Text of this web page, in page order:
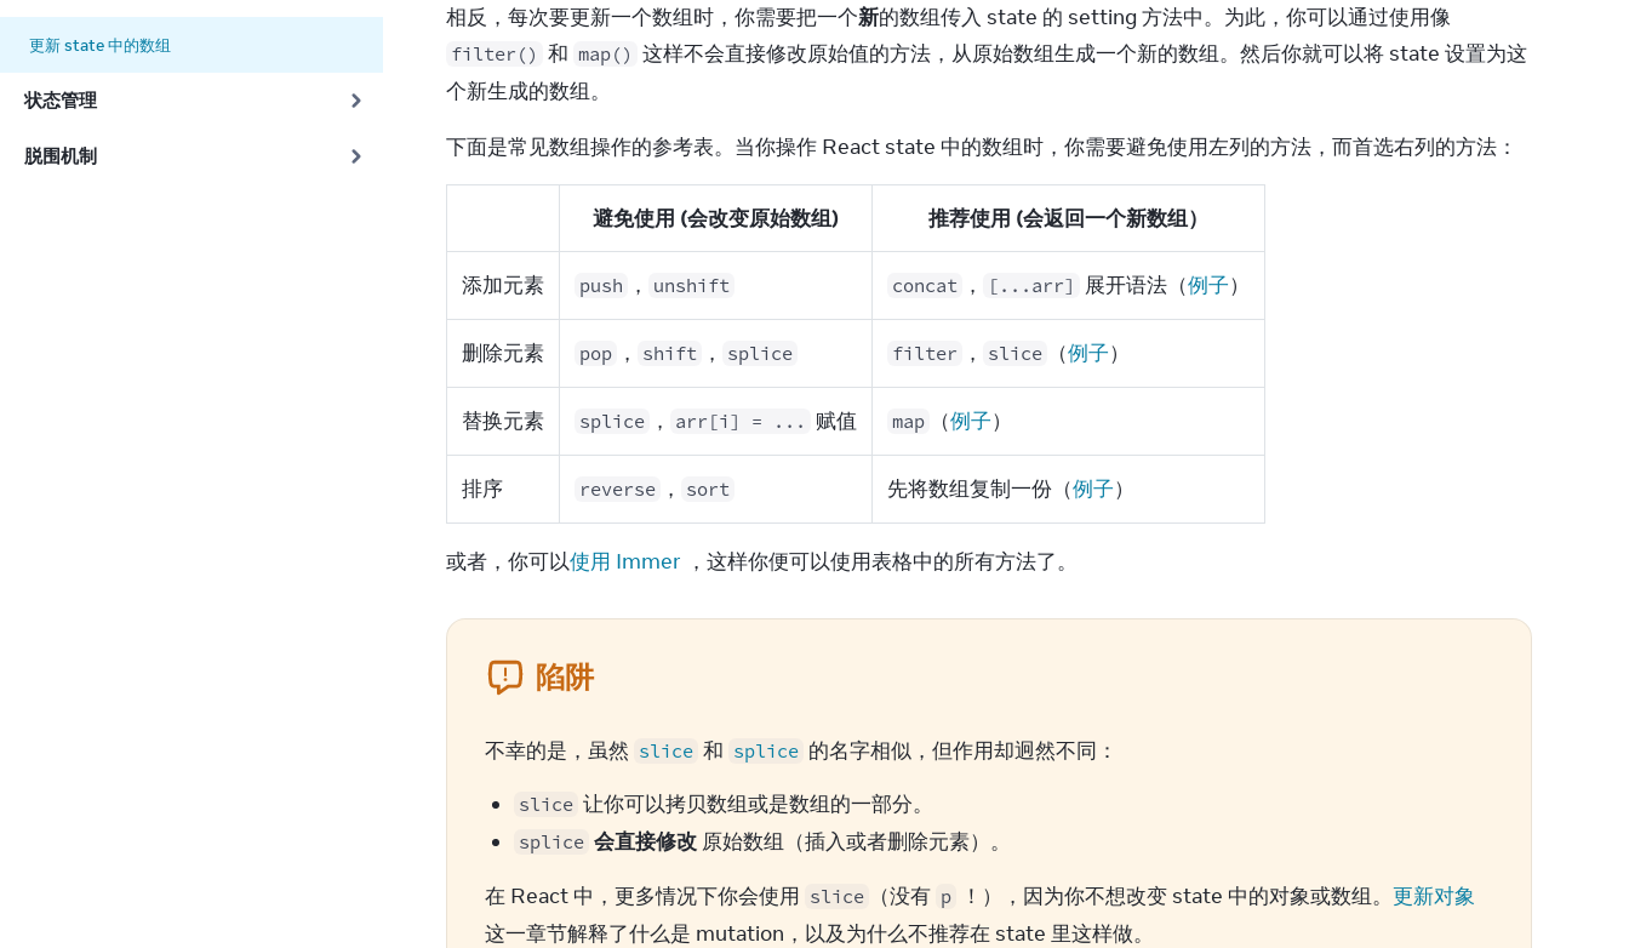
更新 state 中的数组
状态管理
脱围机制
相反，每次要更新一个数组时，你需要把一个新
filter() 和 map() 这样不会直接修改原始值的方法，从原始数组生成一个新的数组。然后你就可以将 state 设置为这
个新生成的数组。
下面是常见数组操作的参考表。当你操作 React state 中的数组时，你需要避免使用左列的方法，而首选右列的方法：
避免使用 (会改变原始数组) 推荐使用 (会返回一个新数组）
添加元素 push ， unshift concat ， [...arr] 展开语法（例子）
删除元素 pop ， shift ， splice filter ， slice （例子）
替换元素 splice ， arr[i] = ... 赋值 map （例子）
排序 reverse ， sort 先将数组复制一份（例子）
或者，你可以使用 Immer ，这样你便可以使用表格中的所有方法了。
陷阱
不幸的是，虽然 slice 和 splice 的名字相似，但作用却迥然不同：
slice 让你可以拷贝数组或是数组的一部分。
splice 会直接修改 原始数组（插入或者删除元素）。
在 React 中，更多情况下你会使用 slice （没有 p ！），因为你不想改变 state 中的对象或数组。 更新对象
这一章节解释了什么是 mutation，以及为什么不推荐在 state 里这样做。